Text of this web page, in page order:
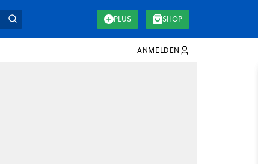
PLUS SHOP
ANMELDEN